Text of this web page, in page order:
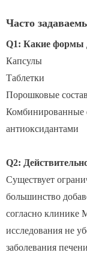
Часто
Q1: Какие формы
Капсулы
Таблетки
Порошковые
Комбинированные
антиоксидантами
Q2:
Существует
большинство
согласно клинике
исследования не
заболевания